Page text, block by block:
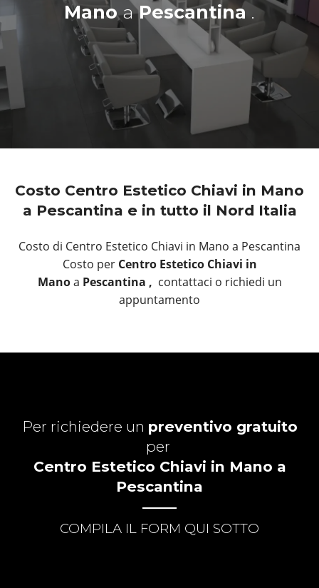
ManoaPescantina .
Costo Centro Estetico Chiavi in Mano
a Pescantina e in tutto il Nord Italia
Costo di Centro Estetico Chiavi in Mano a Pescantina
Costo perCentro Estetico Chiavi in
Manoa Pescantina , contattaci o richiedi un
appuntamento
Per richiedere un preventivo gratuito
per
Centro Estetico Chiavi in Mano a
Pescantina
COMPILA IL FORM QUI SOTTO